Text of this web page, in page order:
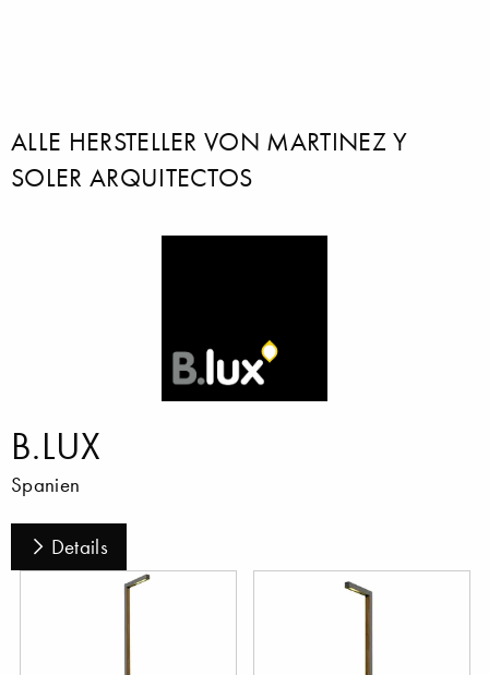
ALLE HERSTELLER VON MARTINEZ Y
SOLER ARQUITECTOS
B.LUX
Spanien
Details